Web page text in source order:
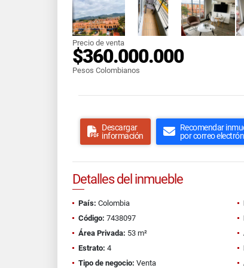
Precio de venta
$360.000.000
Pesos Colombianos
Descargar
información
Recomendar
por correo
Detalles del inmueble
País: Colombia
Código: 7438097
Área Privada: 53 m²
Estrato: 4
Tipo de negocio: Venta